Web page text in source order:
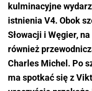
kulminacyjne
istnienia V4. Obok
Słowacji i Węgier,
również
Charles Michel. Po
ma spotkać się z